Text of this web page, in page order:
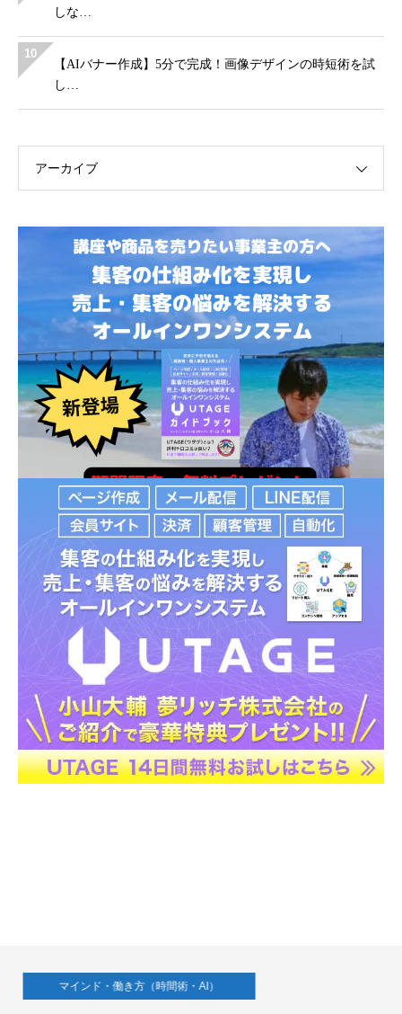
しな…
10
【AIバナー作成】5分で完成！画像デザインの時短術を試
し…
アーカイブ
マインド・働き方（時間術・AI）